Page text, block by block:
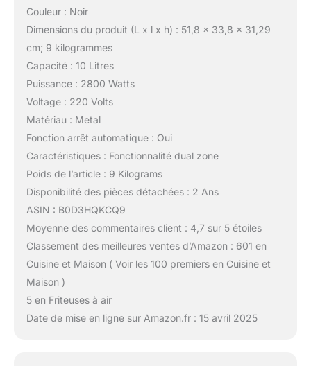
Couleur : Noir
Dimensions du produit (L x l x h) : 51,8 x 33,8 x 31,29
cm; 9 kilogrammes
Capacité : 10 Litres
Puissance : 2800 Watts
Voltage : 220 Volts
Matériau : Metal
Fonction arrêt automatique : Oui
Caractéristiques : Fonctionnalité dual zone
Poids de l’article : 9 Kilograms
Disponibilité des pièces détachées : 2 Ans
ASIN : B0D3HQKCQ9
Moyenne des commentaires client : 4,7 sur 5 étoiles
Classement des meilleures ventes d’Amazon : 601 en
Cuisine et Maison ( Voir les 100 premiers en Cuisine et
Maison )
5 en Friteuses à air
Date de mise en ligne sur Amazon.fr : 15 avril 2025